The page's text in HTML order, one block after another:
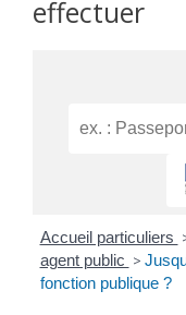
effectuer
Accueil particuliers
agent public >
fonction publique ?